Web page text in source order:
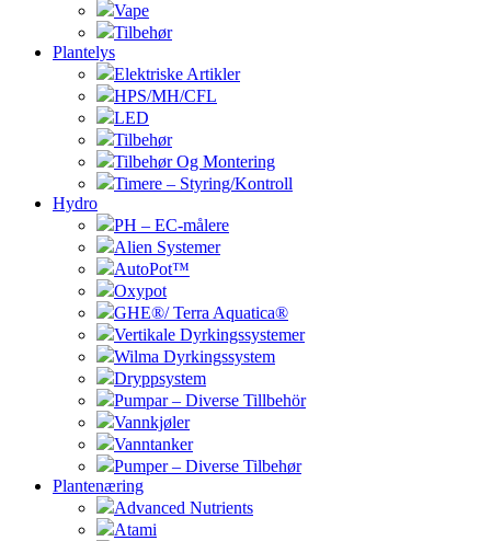
Vape
Tilbehør
Plantelys
Elektriske Artikler
HPS/MH/CFL
LED
Tilbehør
Tilbehør Og Montering
Timere – Styring/Kontroll
Hydro
PH – EC-målere
Alien Systemer
AutoPot™
Oxypot
GHE®/ Terra Aquatica®
Vertikale Dyrkingssystemer
Wilma Dyrkingssystem
Dryppsystem
Pumpar – Diverse Tillbehör
Vannkjøler
Vanntanker
Pumper – Diverse Tilbehør
Plantenæring
Advanced Nutrients
Atami